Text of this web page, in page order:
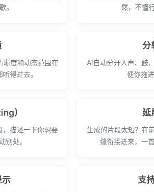
。
然，不懂
晰度和动态范围在
得过去。
分
AI自动分开人声、鼓
便你拖
）
，描述一下你想要
别处。
延
生成的片段太短？在
缝衔接进来，一
示 支